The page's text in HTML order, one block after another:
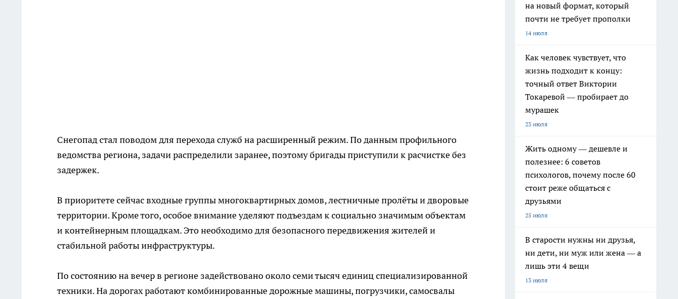
Снегопад стал поводом для перехода служб на расширенный режим. По данным профильного
ведомства региона, задачи распределили заранее, поэтому бригады приступили к расчистке без
задержек.
В приоритете сейчас входные группы многоквартирных домов, лестничные пролёты и дворовые
территории. Кроме того, особое внимание уделяют подъездам к социально значимым объектам
и контейнерным площадкам. Это необходимо для безопасного передвижения жителей и
стабильной работы инфраструктуры.
По состоянию на вечер в регионе задействовано около семи тысяч единиц специализированной
техники. На дорогах работают комбинированные дорожные машины, погрузчики, самосвалы
на новый формат, который
почти не требует прополки
14 июля
Как человек чувствует, что
жизнь подходит к концу:
точный ответ Виктории
Токаревой — пробирает до
мурашек
23 июля
Жить одному — дешевле и
полезнее: 6 советов
психологов, почему после 60
стоит реже общаться с
друзьями
25 июля
В старости нужны ни друзья,
ни дети, ни муж или жена — а
лишь эти 4 вещи
13 июля